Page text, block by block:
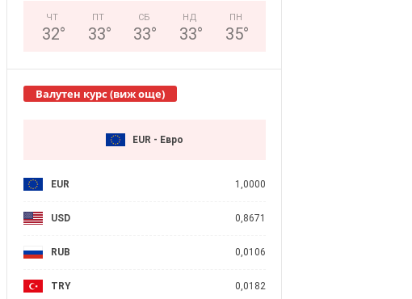
ЧТ
32°
ПТ
33°
СБ
33°
НД
33°
ПН
35°
Валутен курс (виж още)
EUR - Евро
EUR 1,0000
USD 0,8671
RUB 0,0106
TRY 0,0182